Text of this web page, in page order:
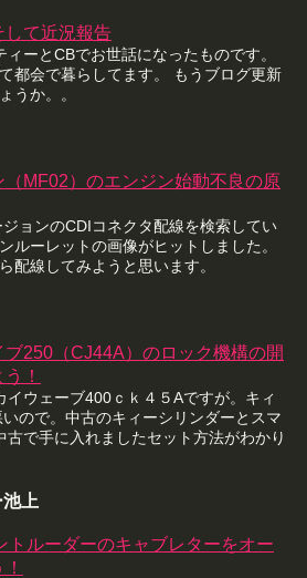
して近況報告
ーとCBでお世話になったものです。
都会で暮らしてます。 もうブログ更新
うか。。
（MF02）のエンジン始動不良の原
ョンのCDIコネクタ配線を検索してい
ルーレットの画像がヒットしました。
配線してみようと思います。
ブ250（CJ44A）のロック機構の開
！
イウェーブ400ｃｋ４５Aですが。キィ
ので。中古のキィーシリンダーとスマ
古で手に入れましたセット方法がわかり
上
トルーダーのキャブレターをオー